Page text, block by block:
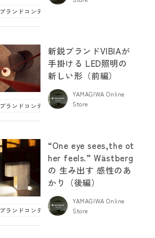
ブランドコンテンツ
ブランドコンテンツ ヴィビア
新鋭ブランドVIBIAが
手掛ける LED照明の
新しい形（前編）
YAMAGIWA Online
Store
ブランドコンテンツ ヴァストベリ
“One eye sees,the ot
her feels.” Wästberg
の 生み出す 感性のあ
かり（後編）
YAMAGIWA Online
Store